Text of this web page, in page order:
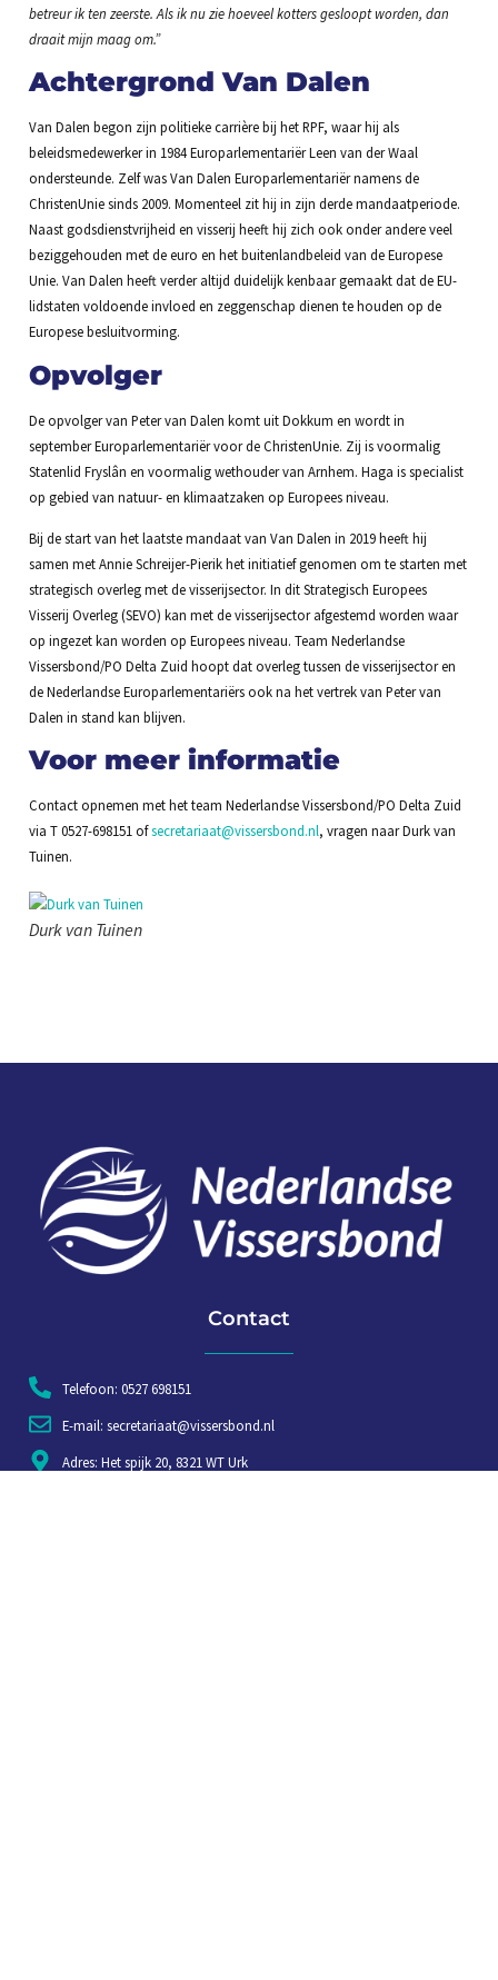
betreur ik ten zeerste. Als ik nu zie hoeveel kotters gesloopt worden, dan
draait mijn maag om.”
Achtergrond Van Dalen
Van Dalen begon zijn politieke carrière bij het RPF, waar hij als
beleidsmedewerker in 1984 Europarlementariër Leen van der Waal
ondersteunde. Zelf was Van Dalen Europarlementariër namens de
ChristenUnie sinds 2009. Momenteel zit hij in zijn derde mandaatperiode.
Naast godsdienstvrijheid en visserij heeft hij zich ook onder andere veel
beziggehouden met de euro en het buitenlandbeleid van de Europese
Unie. Van Dalen heeft verder altijd duidelijk kenbaar gemaakt dat de EU-
lidstaten voldoende invloed en zeggenschap dienen te houden op de
Europese besluitvorming.
Opvolger
De opvolger van Peter van Dalen komt uit Dokkum en wordt in
september Europarlementariër voor de ChristenUnie. Zij is voormalig
Statenlid Fryslân en voormalig wethouder van Arnhem. Haga is specialist
op gebied van natuur- en klimaatzaken op Europees niveau.
Bij de start van het laatste mandaat van Van Dalen in 2019 heeft hij
samen met Annie Schreijer-Pierik het initiatief genomen om te starten met
strategisch overleg met de visserijsector. In dit Strategisch Europees
Visserij Overleg (SEVO) kan met de visserijsector afgestemd worden waar
op ingezet kan worden op Europees niveau. Team Nederlandse
Vissersbond/PO Delta Zuid hoopt dat overleg tussen de visserijsector en
de Nederlandse Europarlementariërs ook na het vertrek van Peter van
Dalen in stand kan blijven.
Voor meer informatie
Contact opnemen met het team Nederlandse Vissersbond/PO Delta Zuid
via T 0527-698151 ofsecretariaat@vissersbond.nl, vragen naar Durk van
Tuinen.
Durk van Tuinen
Contact
Telefoon: 0527 698151
E-mail: secretariaat@vissersbond.nl
Adres: Het spijk 20, 8321 WT Urk